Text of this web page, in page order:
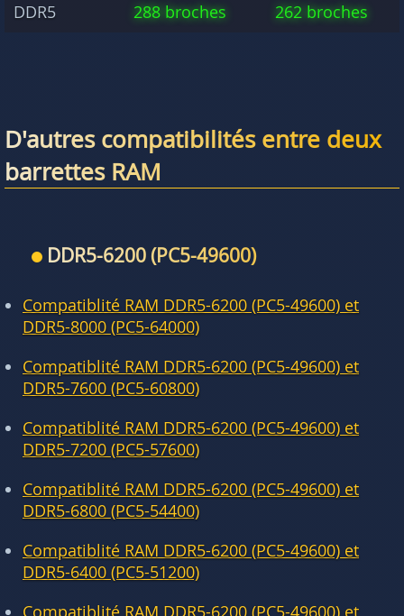
DDR5
288 broches 262 broches
D'autres compatibilités entre deux
barrettes RAM
DDR5-6200 (PC5-49600)
Compatiblité RAM DDR5-6200 (PC5-49600) et
DDR5-8000 (PC5-64000)
Compatiblité RAM DDR5-6200 (PC5-49600) et
DDR5-7600 (PC5-60800)
Compatiblité RAM DDR5-6200 (PC5-49600) et
DDR5-7200 (PC5-57600)
Compatiblité RAM DDR5-6200 (PC5-49600) et
DDR5-6800 (PC5-54400)
Compatiblité RAM DDR5-6200 (PC5-49600) et
DDR5-6400 (PC5-51200)